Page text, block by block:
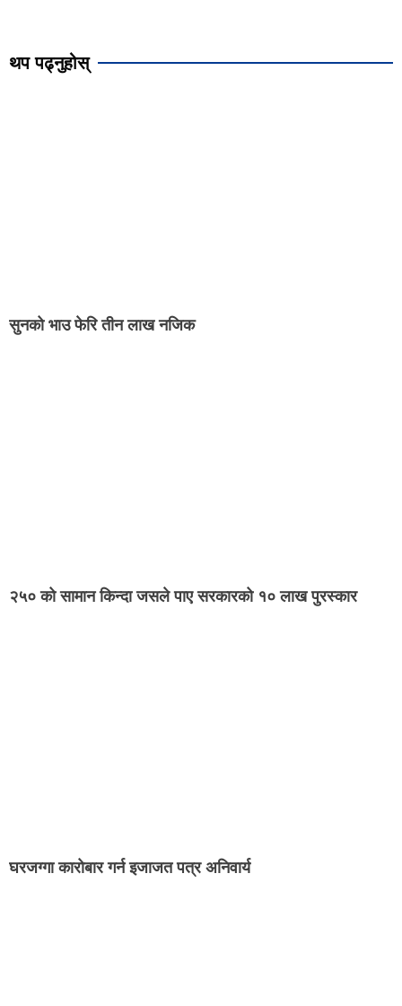
थप पढ्नुहोस्
सुनको भाउ फेरि तीन लाख नजिक
२५० को सामान किन्दा जसले पाए सरकारको १० लाख पुरस्कार
घरजग्गा कारोबार गर्न इजाजत पत्र अनिवार्य